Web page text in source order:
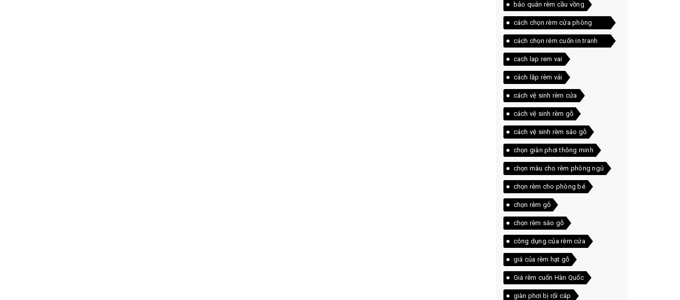
bảo quản rèm cầu vồng
cách chọn rèm cửa phòng
khách
cách chọn rèm cuốn in tranh
cho phòng trẻ
cach lap rem vai
cách lắp rèm vải
cách vệ sinh rèm cửa
cách vệ sinh rèm gỗ
cách vệ sinh rèm sáo gỗ
chọn giàn phơi thông minh
chọn màu cho rèm phòng ngủ
chọn rèm cho phòng bé
chọn rèm gỗ
chọn rèm sáo gỗ
công dụng của rèm cửa
giá của rèm hạt gỗ
Giá rèm cuốn Hàn Quốc
giàn phơi bị rối cáp